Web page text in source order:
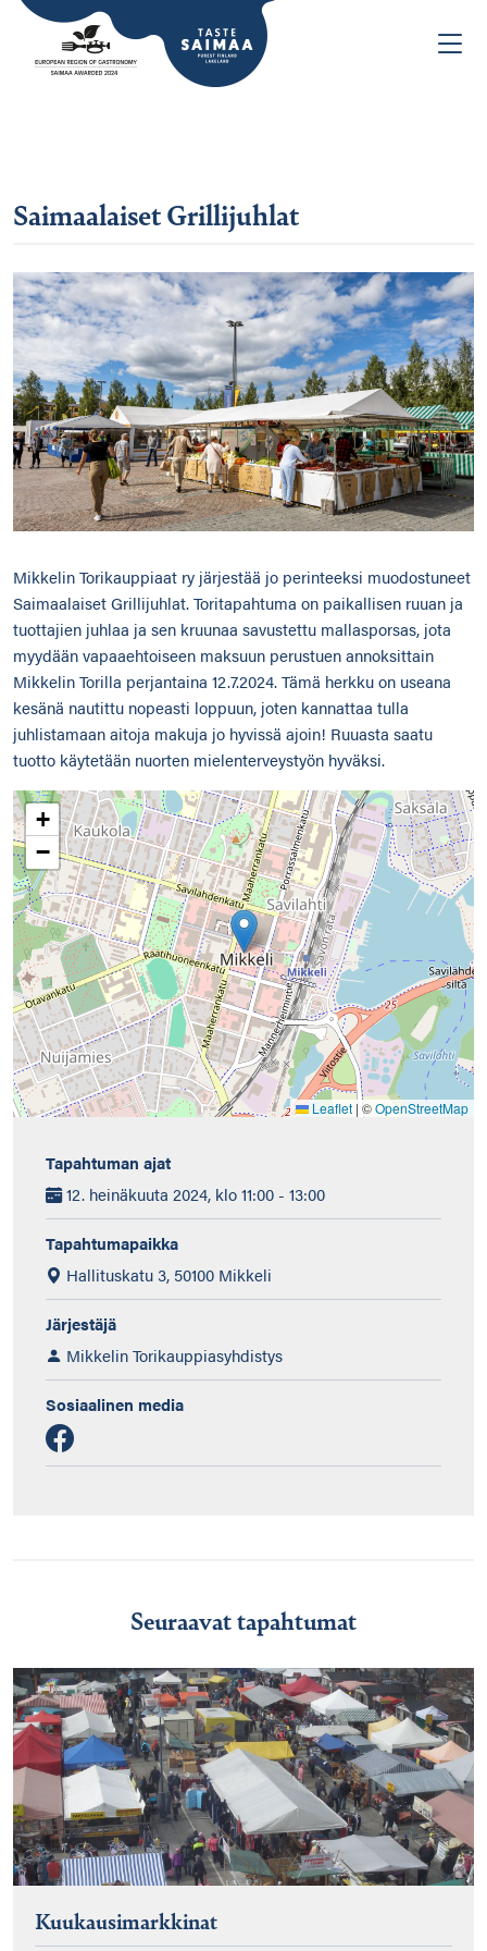
Saimaalaiset Grillijuhlat
Mikkelin Torikauppiaat ry järjestää jo perinteeksi muodostuneet
Saimaalaiset Grillijuhlat. Toritapahtuma on paikallisen ruuan ja
tuottajien juhlaa ja sen kruunaa savustettu mallasporsas, jota
myydään vapaaehtoiseen maksuun perustuen annoksittain
Mikkelin Torilla perjantaina 12.7.2024. Tämä herkku on useana
kesänä nautittu nopeasti loppuun, joten kannattaa tulla
juhlistamaan aitoja makuja jo hyvissä ajoin! Ruuasta saatu
tuotto käytetään nuorten mielenterveystyön hyväksi.
+
−
Leaflet | ©OpenStreetMap
Tapahtuman ajat
12. heinäkuuta 2024, klo 11:00 - 13:00
Tapahtumapaikka
Hallituskatu 3, 50100 Mikkeli
Järjestäjä
Mikkelin Torikauppiasyhdistys
Sosiaalinen media
Seuraavat tapahtumat
Kuukausimarkkinat